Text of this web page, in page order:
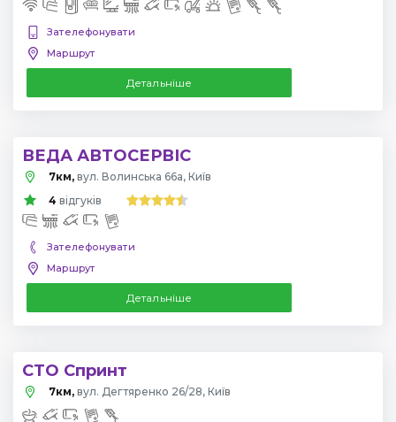
Зателефонувати
Маршрут
Детальніше
ВЕДА АВТОСЕРВІС
7км, вул. Волинська 66а, Київ
4 відгуків
Зателефонувати
Маршрут
Детальніше
СТО Спринт
7км, вул. Дегтяренко 26/28, Київ